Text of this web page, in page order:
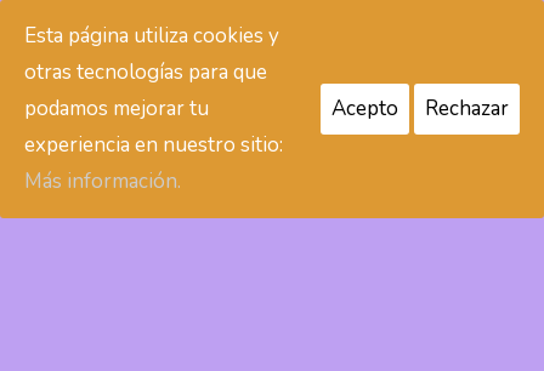
Colaboraciones Mar de Especias
Esta página utiliza cookies y
otras tecnologías para que
podamos mejorar tu
experiencia en nuestro sitio:
Más información.
Acepto Rechazar